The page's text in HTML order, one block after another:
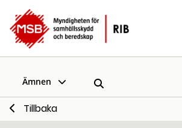
Ämnen
Tillbaka